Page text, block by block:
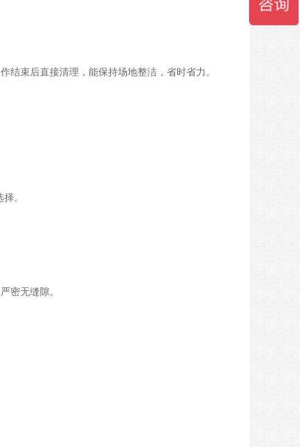
结束后直接清理，能保持场地整洁，省时省力。
。
密无缝隙。